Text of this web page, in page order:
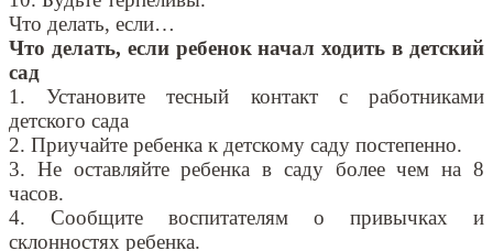
Что делать, если…
Что делать, если ребенок начал ходить в детский
сад
1. Установите тесный контакт с работниками
детского сада
2. Приучайте ребенка к детскому саду постепенно.
3. Не оставляйте ребенка в саду более чем на 8
часов.
4. Сообщите воспитателям о привычках и
склонностях ребенка.